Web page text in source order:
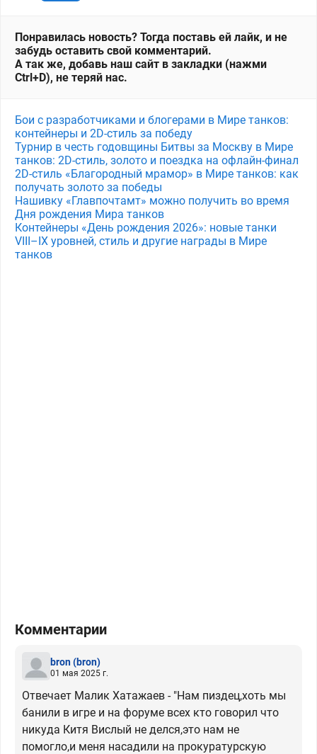
Понравилась новость? Тогда поставь ей лайк, и не
забудь оставить свой комментарий.
А так же, добавь наш сайт в закладки (нажми
Ctrl+D), не теряй нас.
Бои с разработчиками и блогерами в Мире танков:
контейнеры и 2D-стиль за победу
Турнир в честь годовщины Битвы за Москву в Мире
танков: 2D-стиль, золото и поездка на офлайн-финал
2D-стиль «Благородный мрамор» в Мире танков: как
получать золото за победы
Нашивку «Главпочтамт» можно получить во время
Дня рождения Мира танков
Контейнеры «День рождения 2026»: новые танки
VIII–IX уровней, стиль и другие награды в Мире
танков
Комментарии
bron(bron)
01 мая 2025 г.
Отвечает Малик Хатажаев - "Нам пиздец,хоть мы
банили в игре и на форуме всех кто говорил что
никуда Китя Вислый не делся,это нам не
помогло,и меня насадили на прокуратурскую